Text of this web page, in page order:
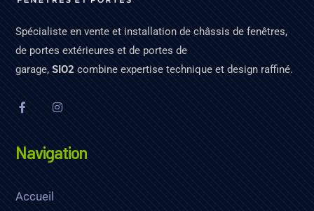
Spécialiste en vente et installation de châssis de fenêtres,
de portes extérieures et de portes de
garage,SIO2 combine expertise technique et design raffiné.
Navigation
Accueil